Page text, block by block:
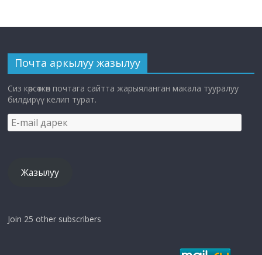
Почта аркылуу жазылуу
Сиз көрсөткөн почтага сайтта жарыяланган макала тууралуу
билдирүү келип турат.
E-
mail
Жазылуу
Join 25 other subscribers